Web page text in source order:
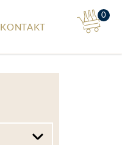
KONTAKT
Shop
0